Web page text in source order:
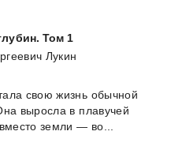
Том 1
Лукин
свою жизнь обычной
выросла в плавучей
вместо земли — во...